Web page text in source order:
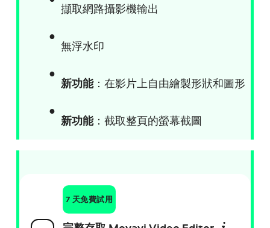
擷取網路攝影機輸出
無浮水印
新功能：在影片上自由繪製形狀和圖形
新功能：截取整頁的螢幕截圖
7 天免費試用